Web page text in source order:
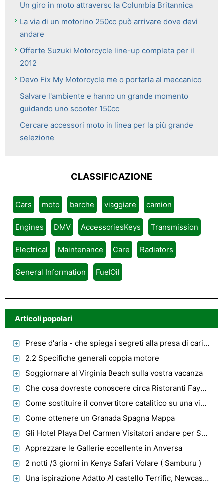
Un giro in moto attraverso la Columbia Britannica
La via di un motorino 250cc può arrivare dove devi
andare
Offerte Suzuki Motorcycle line-up completa per il
2012
Devo Fix My Motorcycle me o portarla al meccanico
Salvare l'ambiente e hanno un grande momento
guidando uno scooter 150cc
Cercare accessori moto in linea per la più grande
selezione
CLASSIFICAZIONE
Cars moto barche viaggiare camion
Engines DMV AccessoriesKeys Transmission
Electrical Maintenance Care Radiators
General Information FuelOil
Articoli popolari
Prese d'aria - che spiega i segreti alla presa di carica
2.2 Specifiche generali coppia motore
Soggiornare al Virginia Beach sulla vostra vacanza
Che cosa dovreste conoscere circa Ristoranti Fayetteville in vacanza
Come sostituire il convertitore catalitico su una vibrazione Pontiac
Come ottenere un Granada Spagna Mappa
Gli Hotel Playa Del Carmen Visitatori andare per Servizi a un prezzo ragionevole
Apprezzare le Gallerie eccellente in Anversa
2 notti /3 giorni in Kenya Safari Volare ( Samburu )
Una ispirazione Adatto Al castello Terrific, Newcastle